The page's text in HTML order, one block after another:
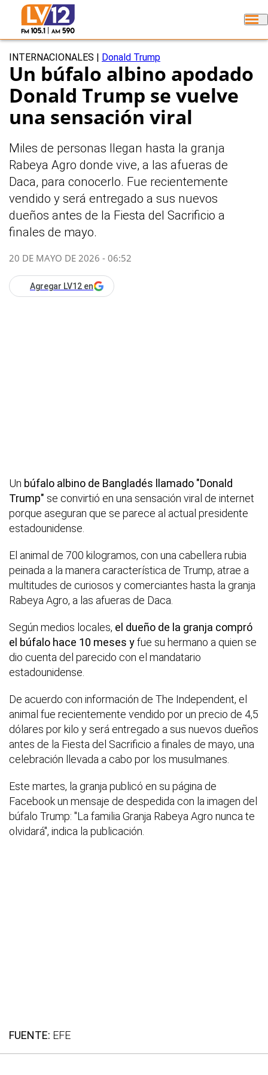
INTERNACIONALES Donald Trump
Un búfalo albino apodado
Donald Trump se vuelve
una sensación viral
Miles de personas llegan hasta la granja
Rabeya Agro donde vive, a las afueras de
Daca, para conocerlo. Fue recientemente
vendido y será entregado a sus nuevos
dueños antes de la Fiesta del Sacrificio a
finales de mayo.
20 DE MAYO DE 2026 - 06:52
Agregar LV12 en
Un búfalo albino de Bangladés llamado "Donald
Trump" se convirtió en una sensación viral de internet
porque aseguran que se parece al actual presidente
estadounidense.
El animal de 700 kilogramos, con una cabellera rubia
peinada a la manera característica de Trump, atrae a
multitudes de curiosos y comerciantes hasta la granja
Rabeya Agro, a las afueras de Daca.
Según medios locales, el dueño de la granja compró
el búfalo hace 10 meses yfue su hermano a quien se
dio cuenta del parecido con el mandatario
estadounidense.
De acuerdo con información de The Independent, el
animal fue recientemente vendido por un precio de 4,5
dólares por kilo y será entregado a sus nuevos dueños
antes de la Fiesta del Sacrificio a finales de mayo, una
celebración llevada a cabo por los musulmanes.
Este martes, la granja publicó en su página de
Facebook un mensaje de despedida con la imagen del
búfalo Trump: "La familia Granja Rabeya Agro nunca te
olvidará", indica la publicación.
FUENTE: EFE